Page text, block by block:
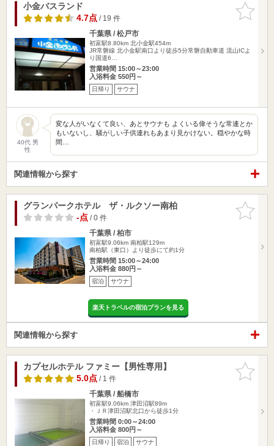
お気に入
りに追加
小金バスランド
4.7点/ 19 件
千葉県 / 松戸市
初富駅8.80km 北小金駅454m
JR常磐線 北小金駅南口より徒歩5分常磐自動車道 流山ICよ
り国道6…
営業時間 15:00～23:00
入浴料金 550円～
日帰り サウナ
40代 男
性
変な人がいなくて良い、あとサウナも よくいる偉そうな常連とか
もいないし、騒がしい子供連れもあまり見かけない。穏やかな時
間…
関連情報から探す
お気に入
りに追加
グランパークホテル ザ・ルクソー南柏
-点/ 0 件
千葉県 / 柏市
初富駅9.06km 南柏駅129m
南柏駅（東口）より徒歩にて約1分
営業時間 15:00～24:00
入浴料金 880円～
宿泊 サウナ
楽天トラベルの宿泊プランを見る
関連情報から探す
お気に入
りに追加
カプセルホテル ファミー【男性専用】
5.0点/ 1 件
千葉県 / 船橋市
初富駅9.06km 津田沼駅89m
・ＪＲ津田沼駅北口から徒歩1分
営業時間 0:00～24:00
入浴料金 800円～
日帰り 宿泊 サウナ